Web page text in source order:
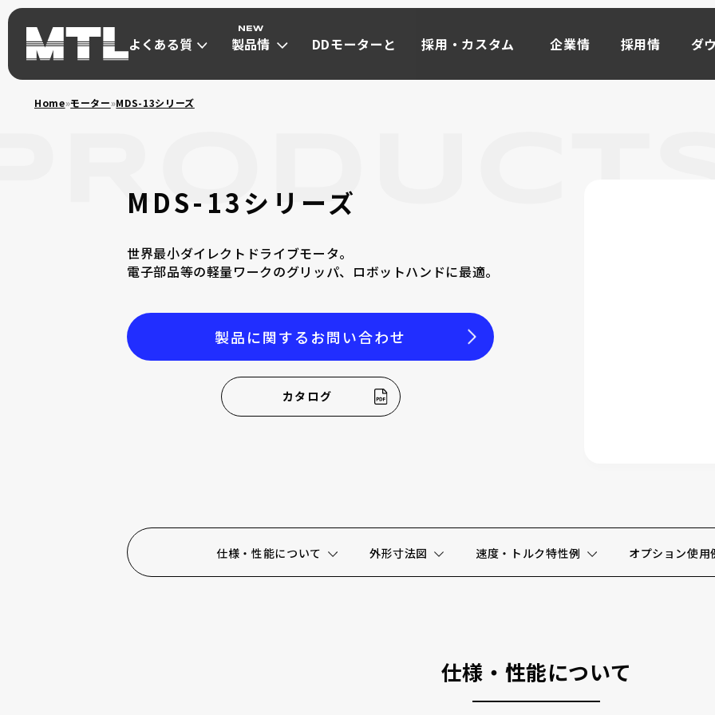
よくある質
問
製品情
ダイレクトドライブモータとは >>
小型高トルク(Φ30~Φ40) max 1Nm
超小型(Φ13~Φ21) max 0.13Nm
大口径シリーズ(Φ60~Φ100) max 9.6Nm
小型高トルク(φ40)
超小型（φ21）
DDモーターと
採用・カスタム
企業情
採用情
ダ
Home»モーター»MDS-13シリーズ
MDS-13シリーズ
世界最小ダイレクトドライブモータ。
電子部品等の軽量ワークのグリッパ、ロボットハンドに最適。
製品に関するお問い合わせ
カタログ
仕様・性能について 外形寸法図 速度・トルク特性例 オプション使用
仕様・性能について